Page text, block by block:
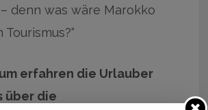
denn was wäre Marokko
erfahren die Urlauber
über die